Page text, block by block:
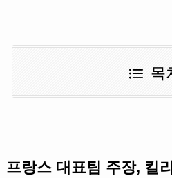
목
프랑스 대표팀 주장, 킬